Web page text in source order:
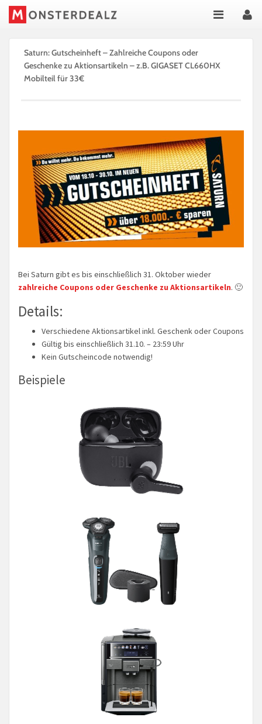
Saturn: Gutscheinheft – Zahlreiche Coupons oder
Geschenke zu Aktionsartikeln – z.B. GIGASET CL660HX
Mobilteil für 33€
Bei Saturn gibt es bis einschließlich 31. Oktober wieder
zahlreiche Coupons oder Geschenke zu Aktionsartikeln. 🙂
Details:
Verschiedene Aktionsartikel inkl. Geschenk oder Coupons
Gültig bis einschließlich 31.10. – 23:59 Uhr
Kein Gutscheincode notwendig!
Beispiele